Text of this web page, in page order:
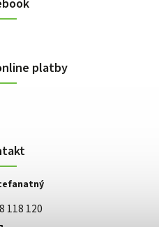
platby
118 120